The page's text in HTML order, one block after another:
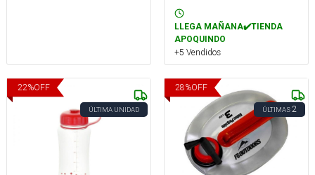
LLEGA MAÑANA✔️TIENDA
APOQUINDO
+5 Vendidos
22%OFF
ÚLTIMA UNIDAD
28%OFF
ÚLTIMAS2